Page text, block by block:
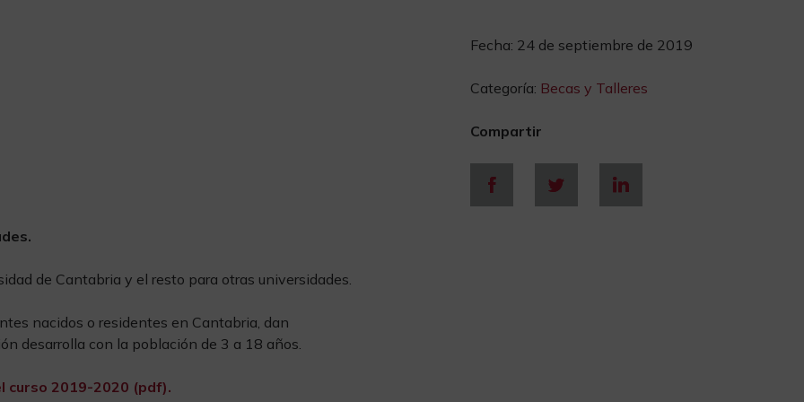
de Cantabria y el resto para otras universidades.
nacidos o residentes en Cantabria, dan
desarrolla con la población de 3 a 18 años.
curso 2019-2020 (pdf).
Fecha: 24 de septiembre de 2019
Categoría: Becas y Talleres
Compartir